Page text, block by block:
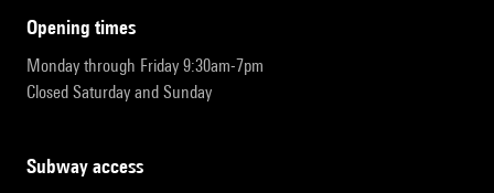
opening times
Monday through Friday 9:30am-7pm
Closed Saturday and Sunday
subway access